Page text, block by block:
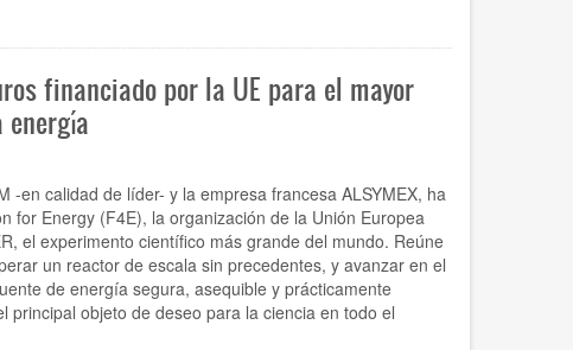
financiado por la UE para el mayor
-en calidad de líder- y la empresa francesa ALSYMEX, ha
for Energy (F4E), la organización de la Unión Europea
el experimento científico más grande del mundo. Reúne
un reactor de escala sin precedentes, y avanzar en el
de energía segura, asequible y prácticamente
principal objeto de deseo para la ciencia en todo el